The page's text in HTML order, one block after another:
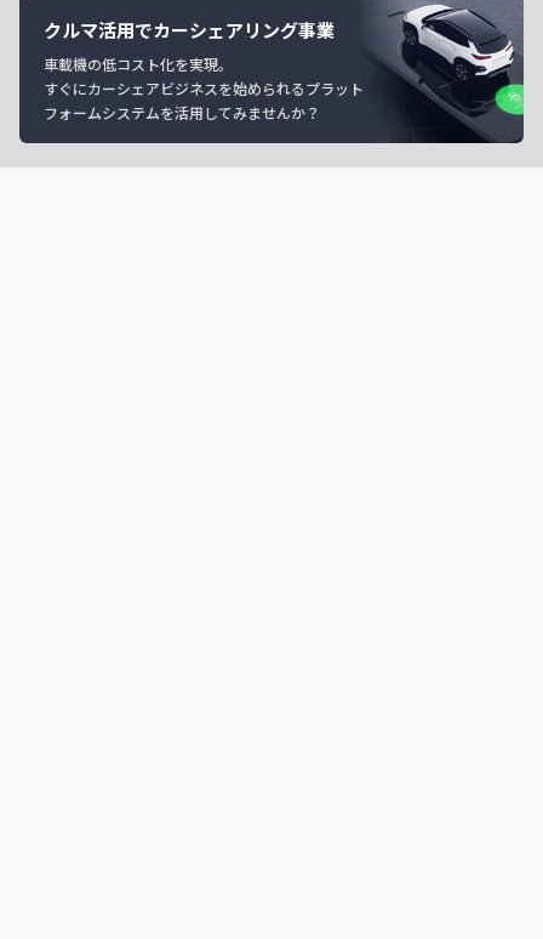
クルマ活用でカーシェアリング事業
車載機の低コスト化を実現。
すぐにカーシェアビジネスを始められるプラット
フォームシステムを活用してみませんか？